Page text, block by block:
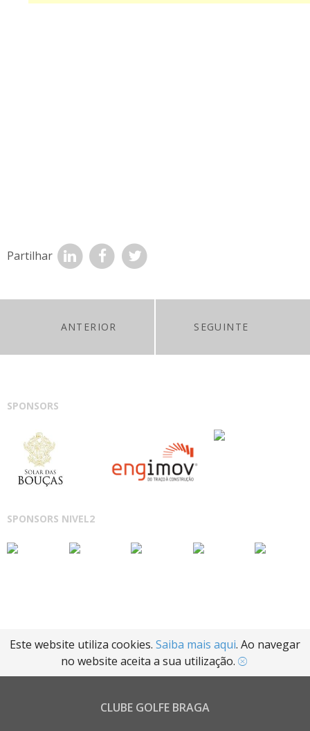
Partilhar
ANTERIOR SEGUINTE
SPONSORS
SPONSORS NIVEL2
Este website utiliza cookies. Saiba mais aqui. Ao navegar
no website aceita a sua utilização.
CLUBE GOLFE BRAGA